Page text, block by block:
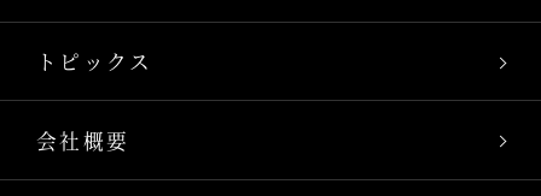
トピックス
会社概要